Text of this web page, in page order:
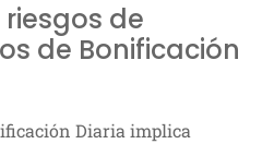
de
de Bonificación
Diaria implica